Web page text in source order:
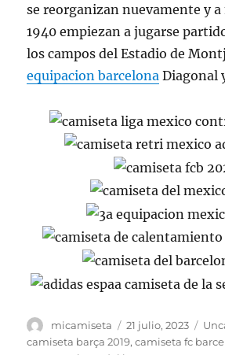
se reorganizan nuevamente y a
1940 empiezan a jugarse
los campos del Estadio de
equipacion barcelona Diagonal
Autor
micamiseta
Publicado
el
21 julio, 2023
camiseta barça 2019,camiseta fc